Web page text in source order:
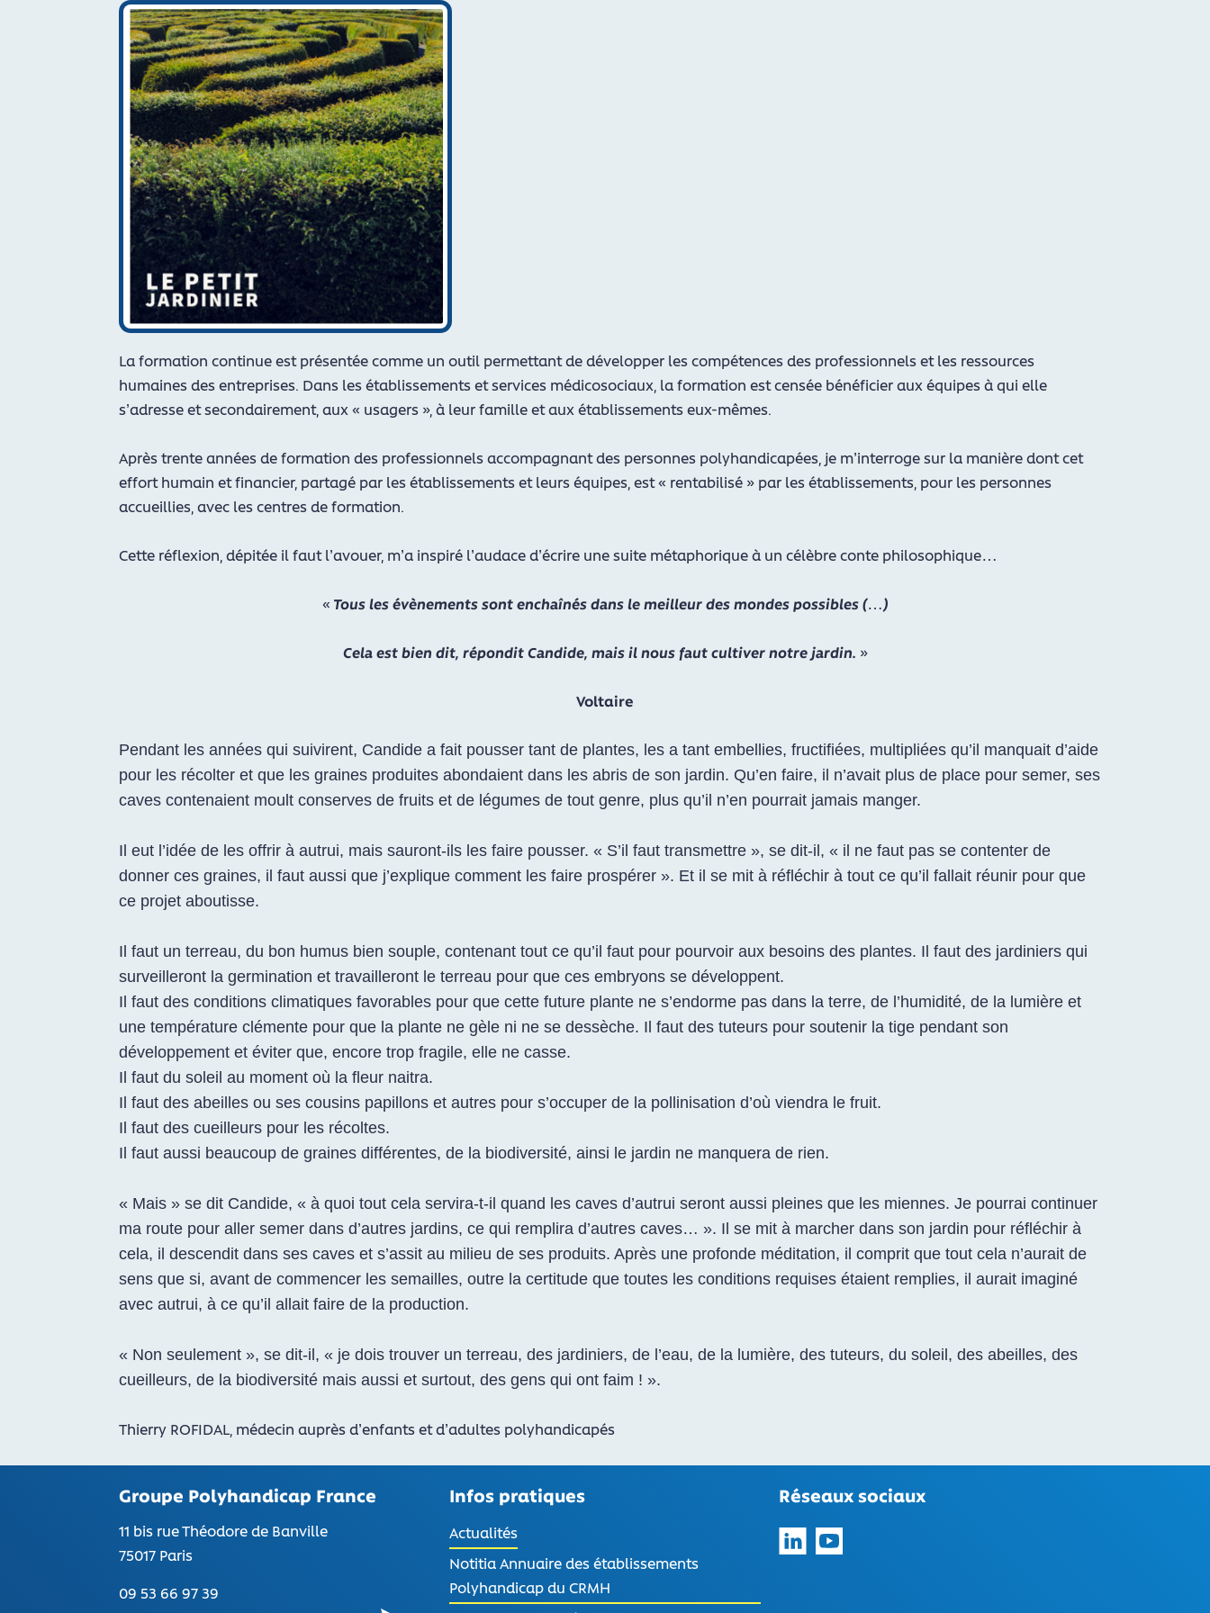
La formation continue est présentée comme un outil permettant de développer les compétences des professionnels et les ressources
humaines des entreprises. Dans les établissements et services médicosociaux, la formation est censée bénéficier aux équipes à qui elle
s’adresse et secondairement, aux « usagers », à leur famille et aux établissements eux-mêmes.
Après trente années de formation des professionnels accompagnant des personnes polyhandicapées, je m’interroge sur la manière dont cet
effort humain et financier, partagé par les établissements et leurs équipes, est « rentabilisé » par les établissements, pour les personnes
accueillies, avec les centres de formation.
Cette réflexion, dépitée il faut l’avouer, m’a inspiré l’audace d’écrire une suite métaphorique à un célèbre conte philosophique…
« Tous les évènements sont enchaînés dans le meilleur des mondes possibles (…)
Cela est bien dit, répondit Candide, mais il nous faut cultiver notre jardin. »
Voltaire
Pendant les années qui suivirent, Candide a fait pousser tant de plantes, les a tant embellies, fructifiées, multipliées qu’il manquait d’aide
pour les récolter et que les graines produites abondaient dans les abris de son jardin. Qu’en faire, il n’avait plus de place pour semer, ses
caves contenaient moult conserves de fruits et de légumes de tout genre, plus qu’il n’en pourrait jamais manger.
Il eut l’idée de les offrir à autrui, mais sauront-ils les faire pousser. « S’il faut transmettre », se dit-il, « il ne faut pas se contenter de
donner ces graines, il faut aussi que j’explique comment les faire prospérer ». Et il se mit à réfléchir à tout ce qu’il fallait réunir pour que
ce projet aboutisse.
Il faut un terreau, du bon humus bien souple, contenant tout ce qu’il faut pour pourvoir aux besoins des plantes. Il faut des jardiniers qui
surveilleront la germination et travailleront le terreau pour que ces embryons se développent.
Il faut des conditions climatiques favorables pour que cette future plante ne s’endorme pas dans la terre, de l’humidité, de la lumière et
une température clémente pour que la plante ne gèle ni ne se dessèche. Il faut des tuteurs pour soutenir la tige pendant son
développement et éviter que, encore trop fragile, elle ne casse.
Il faut du soleil au moment où la fleur naitra.
Il faut des abeilles ou ses cousins papillons et autres pour s’occuper de la pollinisation d’où viendra le fruit.
Il faut des cueilleurs pour les récoltes.
Il faut aussi beaucoup de graines différentes, de la biodiversité, ainsi le jardin ne manquera de rien.
« Mais » se dit Candide, « à quoi tout cela servira-t-il quand les caves d’autrui seront aussi pleines que les miennes. Je pourrai continuer
ma route pour aller semer dans d’autres jardins, ce qui remplira d’autres caves… ». Il se mit à marcher dans son jardin pour réfléchir à
cela, il descendit dans ses caves et s’assit au milieu de ses produits. Après une profonde méditation, il comprit que tout cela n’aurait de
sens que si, avant de commencer les semailles, outre la certitude que toutes les conditions requises étaient remplies, il aurait imaginé
avec autrui, à ce qu’il allait faire de la production.
« Non seulement », se dit-il, « je dois trouver un terreau, des jardiniers, de l’eau, de la lumière, des tuteurs, du soleil, des abeilles, des
cueilleurs, de la biodiversité mais aussi et surtout, des gens qui ont faim ! ».
Thierry ROFIDAL, médecin auprès d’enfants et d’adultes polyhandicapés
Groupe Polyhandicap France
11 bis rue Théodore de Banville
75017 Paris
09 53 66 97 39
Infos pratiques
Actualités
Notitia Annuaire des établissements
Polyhandicap du CRMH
Réseaux sociaux